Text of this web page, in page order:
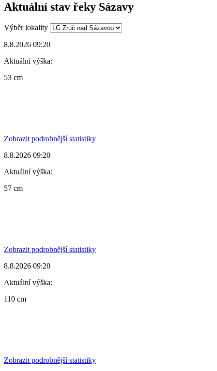
Aktuální stav řeky Sázavy
Výběr lokality
8.8.2026 09:20
Aktuální výška:
53 cm
Zobrazit podrobnější statistiky
8.8.2026 09:20
Aktuální výška:
57 cm
Zobrazit podrobnější statistiky
8.8.2026 09:20
Aktuální výška:
110 cm
Zobrazit podrobnější statistiky